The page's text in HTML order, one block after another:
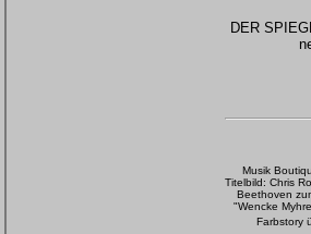
DER
Musik
Titelbild: Chris
Beethoven
"Wencke
Farbstory